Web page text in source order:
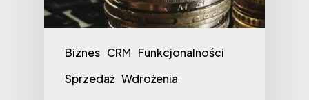
Biznes CRM Funkcjonalności
Sprzedaż Wdrożenia